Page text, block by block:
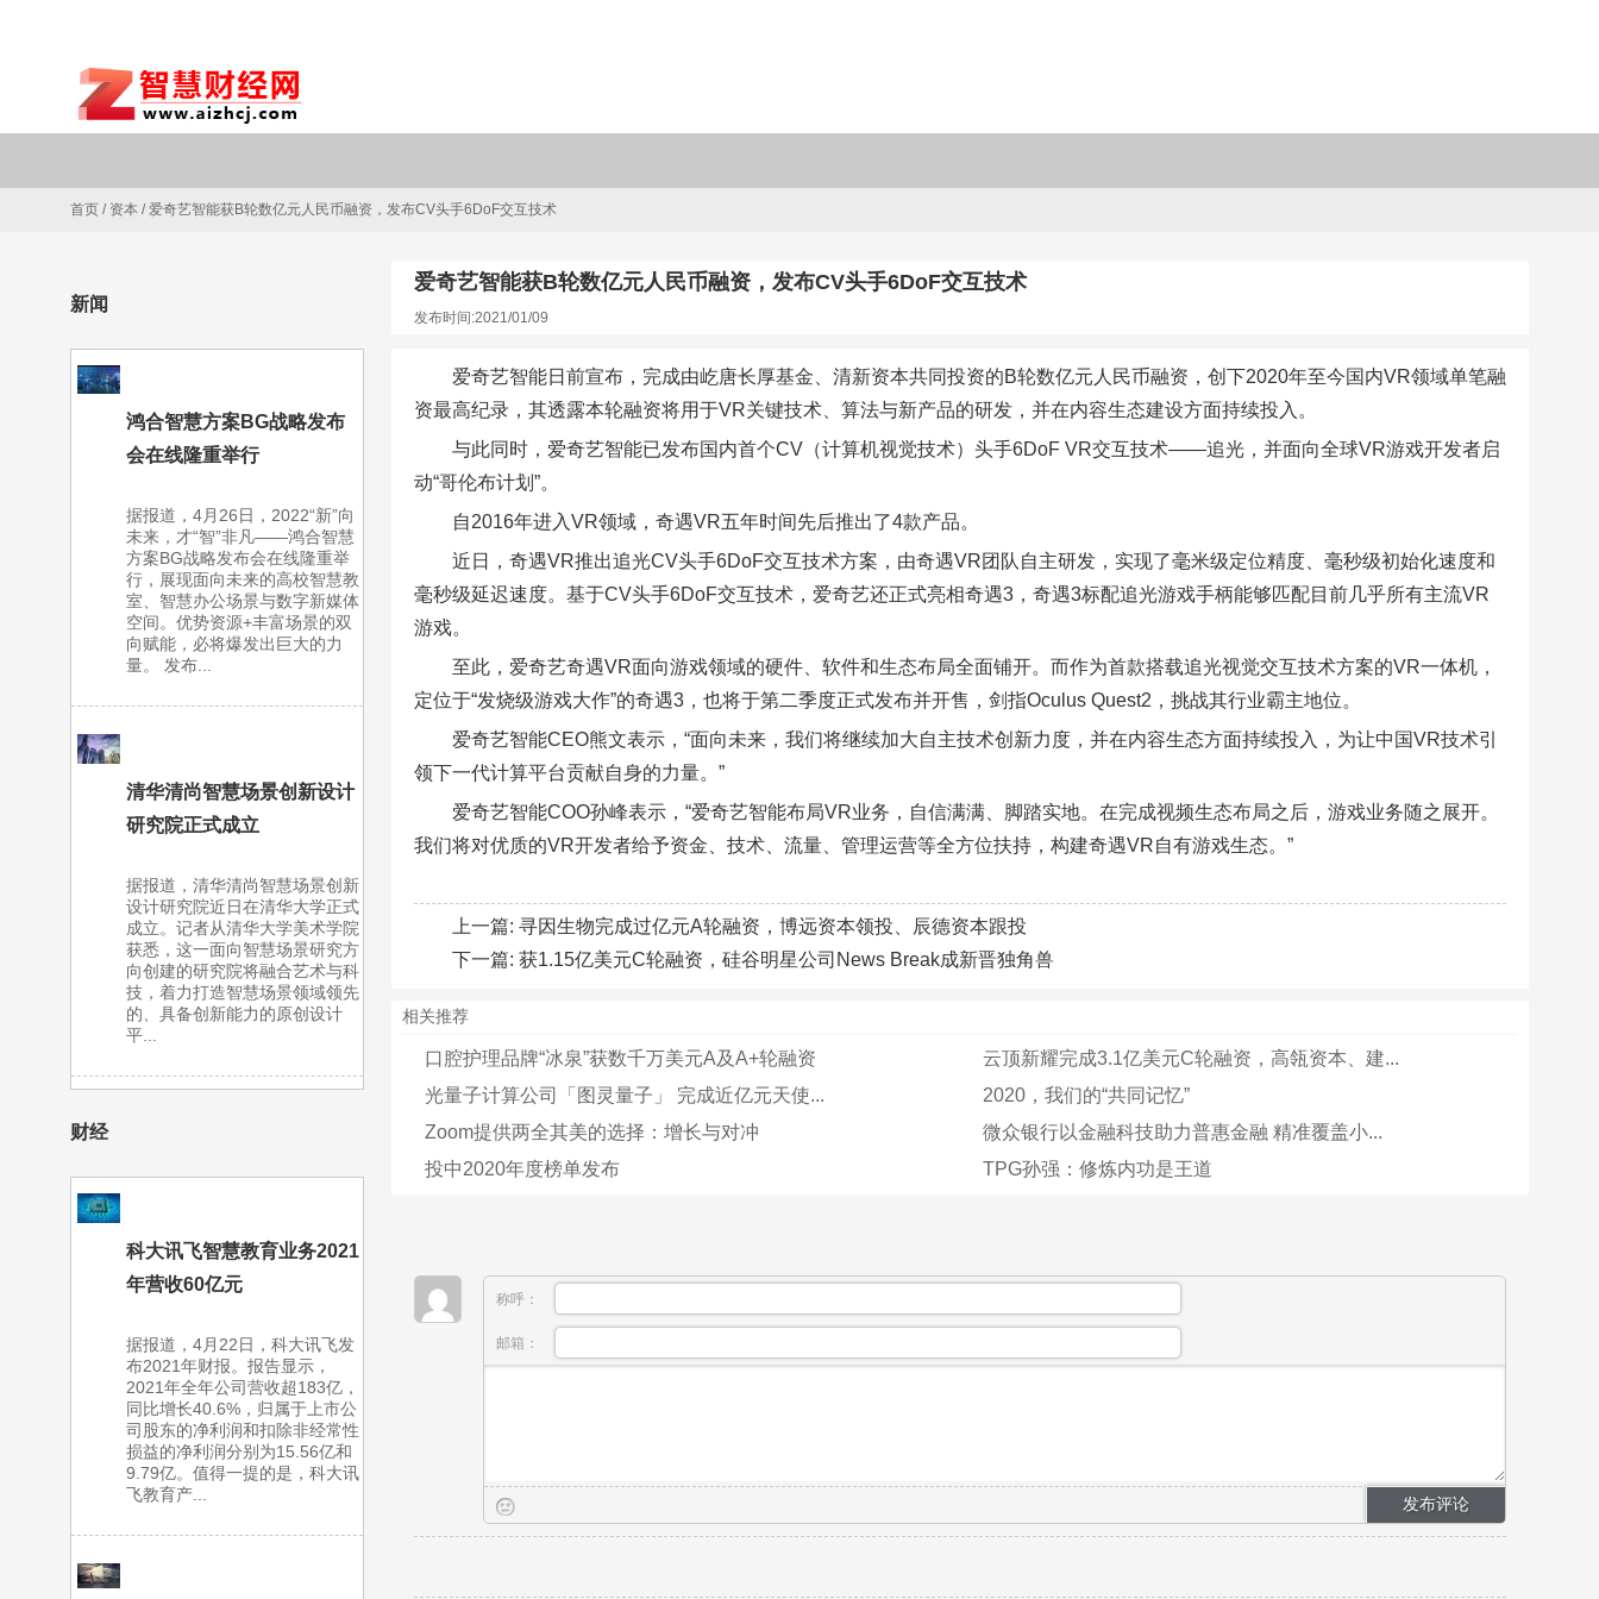
首页 / 资本 /爱奇艺智能获B轮数亿元人民币融资，发布CV头手6DoF交互技术
新闻
鸿合智慧方案BG战略发布
会在线隆重举行
据报道，4月26日，2022“新”向
未来，才“智”非凡——鸿合智慧
方案BG战略发布会在线隆重举
行，展现面向未来的高校智慧教
室、智慧办公场景与数字新媒体
空间。优势资源+丰富场景的双
向赋能，必将爆发出巨大的力
量。 发布...
清华清尚智慧场景创新设计
研究院正式成立
据报道，清华清尚智慧场景创新
设计研究院近日在清华大学正式
成立。记者从清华大学美术学院
获悉，这一面向智慧场景研究方
向创建的研究院将融合艺术与科
技，着力打造智慧场景领域领先
的、具备创新能力的原创设计
平...
财经
科大讯飞智慧教育业务2021
年营收60亿元
据报道，4月22日，科大讯飞发
布2021年财报。报告显示，
2021年全年公司营收超183亿，
同比增长40.6%，归属于上市公
司股东的净利润和扣除非经常性
损益的净利润分别为15.56亿和
9.79亿。值得一提的是，科大讯
飞教育产...
爱奇艺智能获B轮数亿元人民币融资，发布CV头手6DoF交互技术
发布时间:2021/01/09
爱奇艺智能日前宣布，完成由屹唐长厚基金、清新资本共同投资的B轮数亿元人民币融资，创下2020年至今国内VR领域单笔融
资最高纪录，其透露本轮融资将用于VR关键技术、算法与新产品的研发，并在内容生态建设方面持续投入。
与此同时，爱奇艺智能已发布国内首个CV（计算机视觉技术）头手6DoF VR交互技术——追光，并面向全球VR游戏开发者启
动“哥伦布计划”。
自2016年进入VR领域，奇遇VR五年时间先后推出了4款产品。
近日，奇遇VR推出追光CV头手6DoF交互技术方案，由奇遇VR团队自主研发，实现了毫米级定位精度、毫秒级初始化速度和
毫秒级延迟速度。基于CV头手6DoF交互技术，爱奇艺还正式亮相奇遇3，奇遇3标配追光游戏手柄能够匹配目前几乎所有主流VR
游戏。
至此，爱奇艺奇遇VR面向游戏领域的硬件、软件和生态布局全面铺开。而作为首款搭载追光视觉交互技术方案的VR一体机，
定位于“发烧级游戏大作”的奇遇3，也将于第二季度正式发布并开售，剑指Oculus Quest2，挑战其行业霸主地位。
爱奇艺智能CEO熊文表示，“面向未来，我们将继续加大自主技术创新力度，并在内容生态方面持续投入，为让中国VR技术引
领下一代计算平台贡献自身的力量。”
爱奇艺智能COO孙峰表示，“爱奇艺智能布局VR业务，自信满满、脚踏实地。在完成视频生态布局之后，游戏业务随之展开。
我们将对优质的VR开发者给予资金、技术、流量、管理运营等全方位扶持，构建奇遇VR自有游戏生态。”
上一篇: 寻因生物完成过亿元A轮融资，博远资本领投、辰德资本跟投
下一篇: 获1.15亿美元C轮融资，硅谷明星公司News Break成新晋独角兽
相关推荐
口腔护理品牌“冰泉”获数千万美元A及A+轮融资
云顶新耀完成3.1亿美元C轮融资，高瓴资本、建...
光量子计算公司「图灵量子」 完成近亿元天使...
2020，我们的“共同记忆”
Zoom提供两全其美的选择：增长与对冲
微众银行以金融科技助力普惠金融 精准覆盖小...
投中2020年度榜单发布
TPG孙强：修炼内功是王道
称呼：
邮箱：